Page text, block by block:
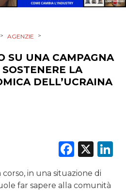
> AGENZIE >
SU UNA CAMPAGNA
LA
DELL’UCRAINA
X
corso, in una situazione di
far sapere alla comunità